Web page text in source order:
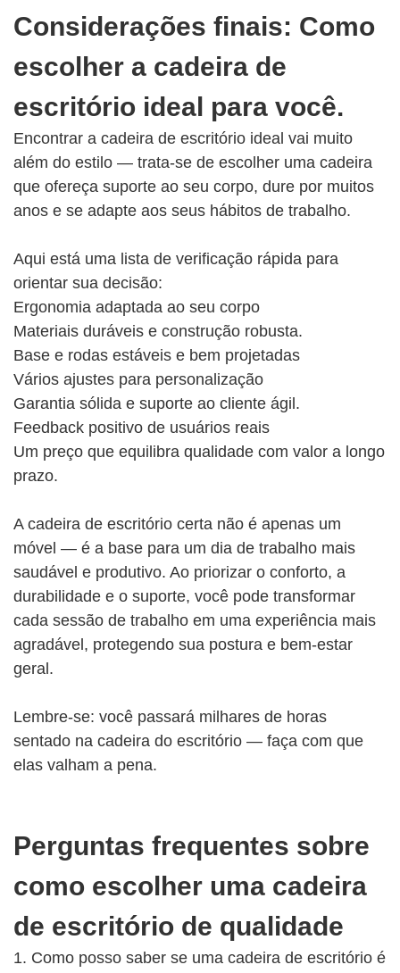
Considerações finais: Como
escolher a cadeira de
escritório ideal para você.
Encontrar a cadeira de escritório ideal vai muito
além do estilo — trata-se de escolher uma cadeira
que ofereça suporte ao seu corpo, dure por muitos
anos e se adapte aos seus hábitos de trabalho.
Aqui está uma lista de verificação rápida para
orientar sua decisão:
Ergonomia adaptada ao seu corpo
Materiais duráveis ​​e construção robusta.
Base e rodas estáveis ​​e bem projetadas
Vários ajustes para personalização
Garantia sólida e suporte ao cliente ágil.
Feedback positivo de usuários reais
Um preço que equilibra qualidade com valor a longo
prazo.
A cadeira de escritório certa não é apenas um
móvel — é a base para um dia de trabalho mais
saudável e produtivo. Ao priorizar o conforto, a
durabilidade e o suporte, você pode transformar
cada sessão de trabalho em uma experiência mais
agradável, protegendo sua postura e bem-estar
geral.
Lembre-se: você passará milhares de horas
sentado na cadeira do escritório — faça com que
elas valham a pena.
Perguntas frequentes sobre
como escolher uma cadeira
de escritório de qualidade
1. Como posso saber se uma cadeira de escritório é